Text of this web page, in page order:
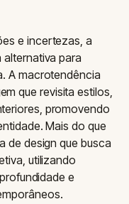
e incertezas, a
para
A macrotendência
que revisita estilos,
promovendo
Mais do que
de design que busca
utilizando
e